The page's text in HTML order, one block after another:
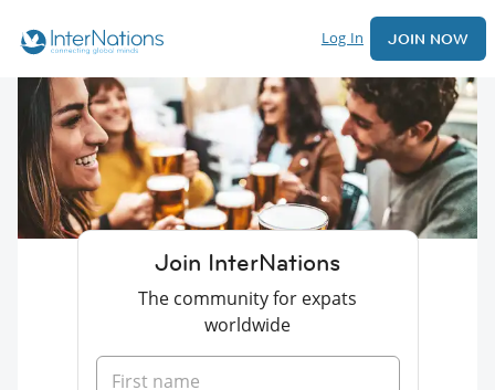
Log In JOIN NOW
Join InterNations
The community for expats
worldwide